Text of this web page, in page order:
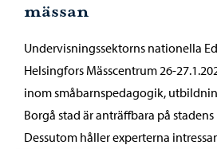
mässan
Undervisningssektorns nationella
Helsingfors Mässcentrum 26-
inom småbarnspedagogik,
Borgå stad är anträffbara på
Dessutom håller experterna